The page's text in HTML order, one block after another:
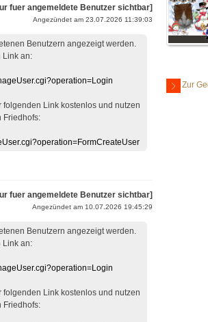
fuer angemeldete Benutzer sichtbar]
Angezündet am 23.07.2026 11:39:03
Benutzern angezeigt werden.
Link an:
Link kostenlos und nutzen
Friedhofs:
fuer angemeldete Benutzer sichtbar]
Angezündet am 10.07.2026 19:45:29
Benutzern angezeigt werden.
Link an:
Link kostenlos und nutzen
Friedhofs:
Zur